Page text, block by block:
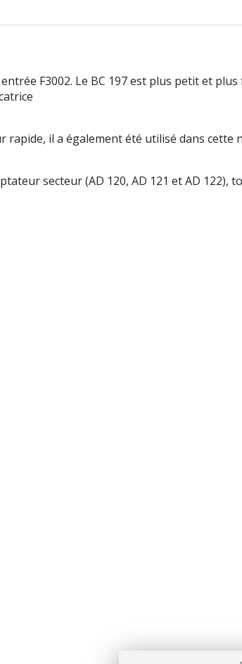
F3002. Le BC 197 est plus petit et
il a également été utilisé dans cette
secteur (AD 120, AD 121 et AD 122),